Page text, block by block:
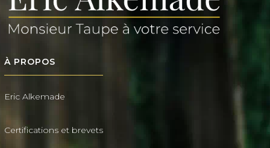
À PROPOS
Eric Alkemade
Certifications et brevets